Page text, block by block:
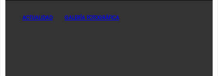
ACTUALIDAD GALERÍA FOTOGRÁFICA